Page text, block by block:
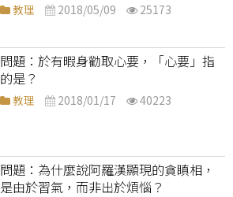
教理 2018/05/09 25173
於有暇身勸取心要，「心要」指
的是？
教理 2018/01/17 40223
為什麼說阿羅漢顯現的貪瞋相，
是由於習氣，而非出於煩惱？